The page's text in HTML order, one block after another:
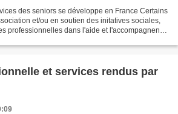
des seniors se développe en France Certains
et/ou en soutien des initatives sociales,
professionnelles dans l'aide et l'accompagnenet
et services rendus par